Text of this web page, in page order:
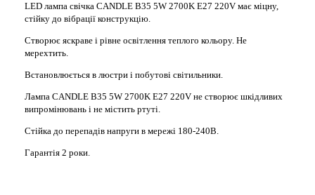
LED лампа свічка CANDLE B35 5W 2700K E27 220V має міцну,
стійку до вібрації конструкцію.
Створює яскраве і рівне освітлення теплого кольору. Не
мерехтить.
Встановлюється в люстри і побутові світильники.
Лампа CANDLE B35 5W 2700K E27 220V не створює шкідливих
випромінювань і не містить ртуті.
Стійка до перепадів напруги в мережі 180-240В.
Гарантія 2 роки.